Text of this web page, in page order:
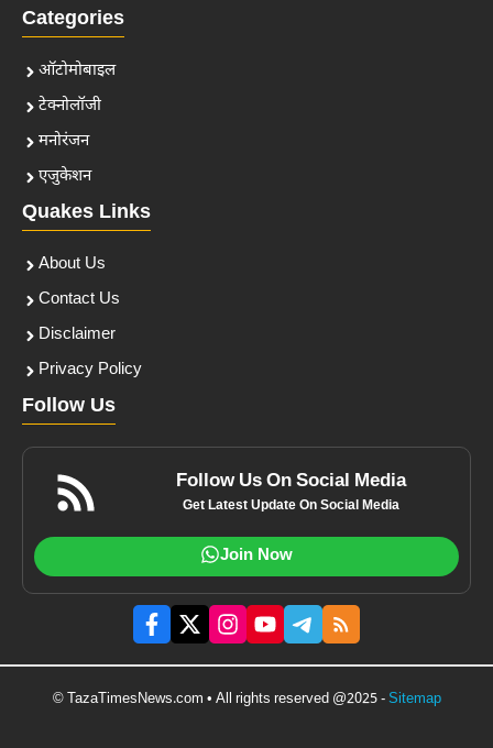
Categories
ऑटोमोबाइल
टेक्नोलॉजी
मनोरंजन
एजुकेशन
Quakes Links
About Us
Contact Us
Disclaimer
Privacy Policy
Follow Us
Follow Us On Social Media
Get Latest Update On Social Media
Join Now
© TazaTimesNews.com • All rights reserved @2025 -Sitemap